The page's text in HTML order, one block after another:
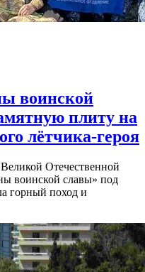
воинской
плиту на
лётчика-героя
Отечественной
воинской славы» под
горный поход и